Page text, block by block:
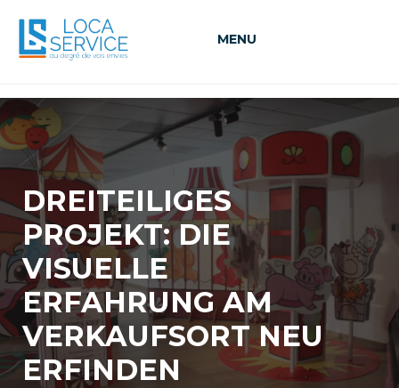
MENU
DREITEILIGES
PROJEKT: DIE
VISUELLE
ERFAHRUNG AM
VERKAUFSORT NEU
ERFINDEN